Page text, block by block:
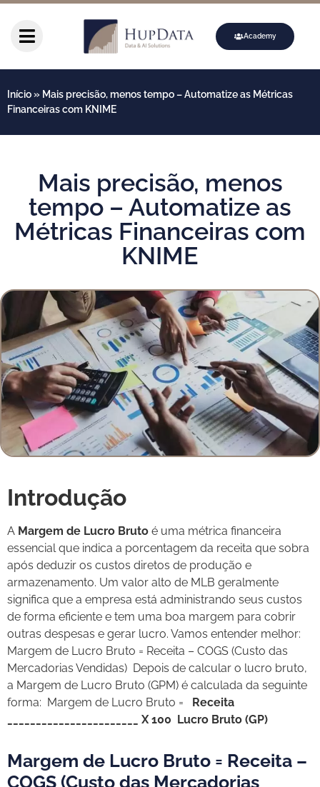
Academy
Início» Mais precisão, menos tempo – Automatize as Métricas
Financeiras com KNIME
Mais precisão, menos
tempo – Automatize as
Métricas Financeiras com
KNIME
Introdução
A Margem de Lucro Bruto é uma métrica financeira
essencial que indica a porcentagem da receita que sobra
após deduzir os custos diretos de produção e
armazenamento. Um valor alto de MLB geralmente
significa que a empresa está administrando seus custos
de forma eficiente e tem uma boa margem para cobrir
outras despesas e gerar lucro. Vamos entender melhor:
Margem de Lucro Bruto = Receita – COGS (Custo das
Mercadorias Vendidas) Depois de calcular o lucro bruto,
a Margem de Lucro Bruto (GPM) é calculada da seguinte
forma: Margem de Lucro Bruto =
Receita
_______________________ X 100
Lucro Bruto (GP)
Margem de Lucro Bruto = Receita –
COGS (Custo das Mercadorias